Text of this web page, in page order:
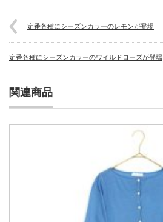
定番各種にシーズンカラーのレモンが登場
定番各種にシーズンカラーのワイルドローズが登場
関連商品